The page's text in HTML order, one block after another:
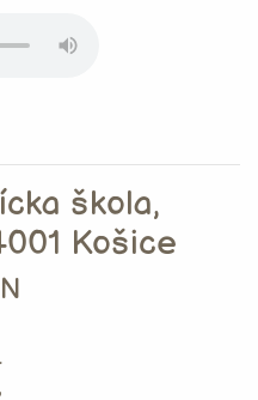
škola,
Košice